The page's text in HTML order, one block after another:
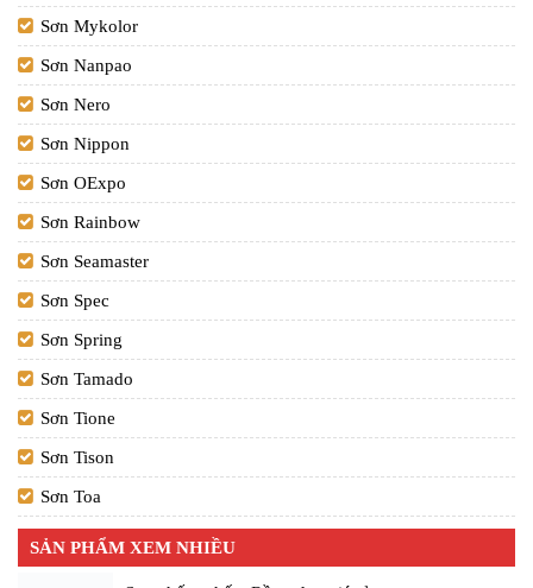
Sơn Mykolor
Sơn Nanpao
Sơn Nero
Sơn Nippon
Sơn OExpo
Sơn Rainbow
Sơn Seamaster
Sơn Spec
Sơn Spring
Sơn Tamado
Sơn Tione
Sơn Tison
Sơn Toa
SẢN PHẨM XEM NHIỀU